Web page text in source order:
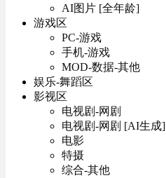
AI图片 [全年龄]
游戏区
PC-游戏
手机-游戏
MOD-数据-其他
娱乐-舞蹈区
影视区
电视剧-网剧
电视剧-网剧 [AI生成]
电影
特摄
综合-其他